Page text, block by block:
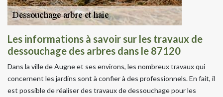
Les informations à savoir sur les travaux de
dessouchage des arbres dans le 87120
Dans la ville de Augne et ses environs, les nombreux travaux qui
concernent les jardins sont à confier à des professionnels. En fait, il
est possible de réaliser des travaux de dessouchage pour les